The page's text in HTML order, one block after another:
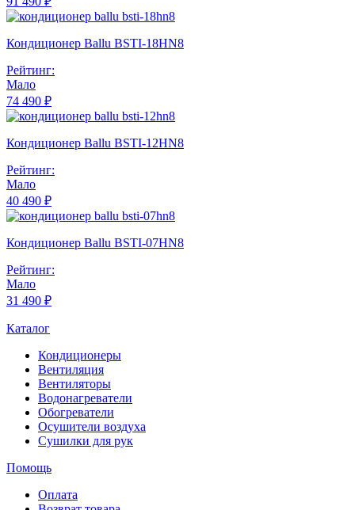
Кондиционер Ballu BSTI-18HN8
Рейтинг:
Мало
74 490 ₽
Кондиционер Ballu BSTI-12HN8
Рейтинг:
Мало
40 490 ₽
Кондиционер Ballu BSTI-07HN8
Рейтинг:
Мало
31 490 ₽
Каталог
Кондиционеры
Вентиляция
Вентиляторы
Водонагреватели
Обогреватели
Осушители воздуха
Сушилки для рук
Помощь
Оплата